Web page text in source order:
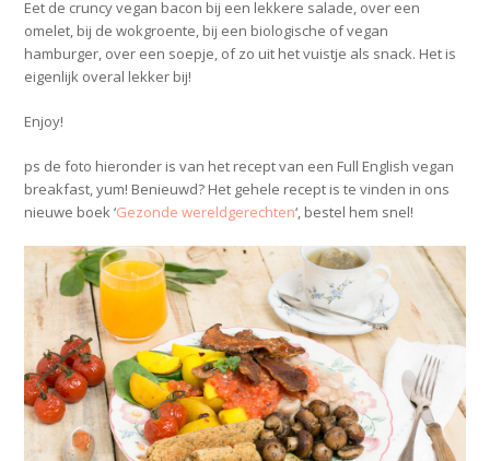
Eet de cruncy vegan bacon bij een lekkere salade, over een
omelet, bij de wokgroente, bij een biologische of vegan
hamburger, over een soepje, of zo uit het vuistje als snack. Het is
eigenlijk overal lekker bij!
Enjoy!
ps de foto hieronder is van het recept van een Full English vegan
breakfast, yum! Benieuwd? Het gehele recept is te vinden in ons
nieuwe boek ‘Gezonde wereldgerechten‘, bestel hem snel!